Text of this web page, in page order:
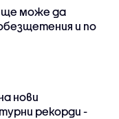
ще може да
и по
нови
рекорди -